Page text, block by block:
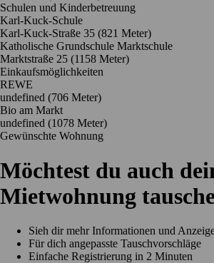
Schulen und Kinderbetreuung
Karl-Kuck-Schule
Karl-Kuck-Straße 35 (821 Meter)
Katholische Grundschule Marktschule
Marktstraße 25 (1158 Meter)
Einkaufsmöglichkeiten
REWE
undefined (706 Meter)
Bio am Markt
undefined (1078 Meter)
Gewünschte Wohnung
Möchtest du auch
Mietwohnung
Sieh dir mehr Informationen und
Für dich angepasste Tauschvorschläge
Einfache Registrierung in 2 Minuten